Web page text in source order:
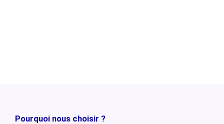
Pourquoi nous choisir ?